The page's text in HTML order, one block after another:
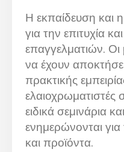
Η εκπαίδευση και η
για την επιτυχία
επαγγελματιών. Οι
να έχουν
πρακτικής
ειδικά σεμινάρια
ενημερώνονται για
και προϊόντα.